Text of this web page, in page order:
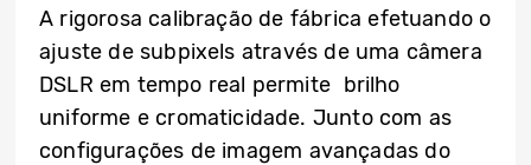
A rigorosa calibração de fábrica efetuando o
ajuste de subpixels através de uma câmera
DSLR em tempo real permite brilho
uniforme e cromaticidade. Junto com as
configurações de imagem avançadas do